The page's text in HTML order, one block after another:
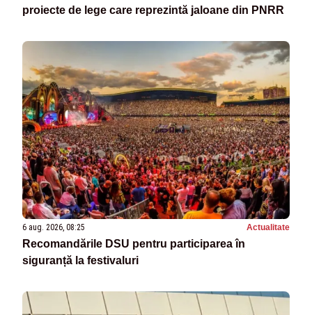
proiecte de lege care reprezintă jaloane din PNRR
6 aug. 2026, 08:25 Actualitate
Recomandările DSU pentru participarea în
siguranță la festivaluri